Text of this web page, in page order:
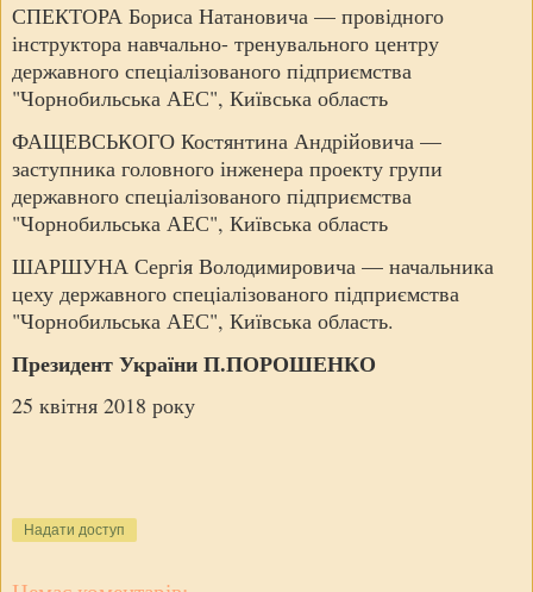
СПЕКТОРА Бориса Натановича — провідного
інструктора навчально- тренувального центру
державного спеціалізованого підприємства
"Чорнобильська АЕС", Київська область
ФАЩЕВСЬКОГО Костянтина Андрійовича —
заступника головного інженера проекту групи
державного спеціалізованого підприємства
"Чорнобильська АЕС", Київська область
ШАРШУНА Сергія Володимировича — начальника
цеху державного спеціалізованого підприємства
"Чорнобильська АЕС", Київська область.
Президент України П.ПОРОШЕНКО
25 квітня 2018 року
Надати доступ